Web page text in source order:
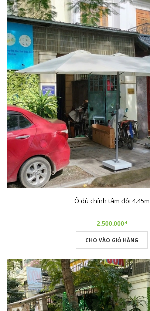
Ô dù chính tâm đôi 4.45m
2.500.000₫
CHO VÀO GIỎ HÀNG